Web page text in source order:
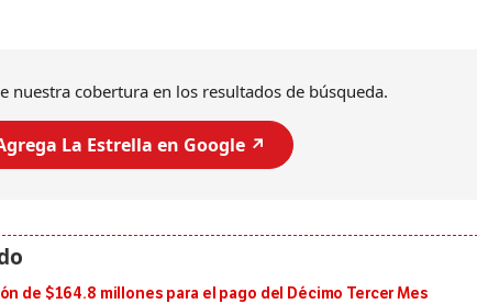
nuestra cobertura en los resultados de búsqueda.
La Estrella en Google ↗️
de $164.8 millones para el pago del Décimo Tercer Mes